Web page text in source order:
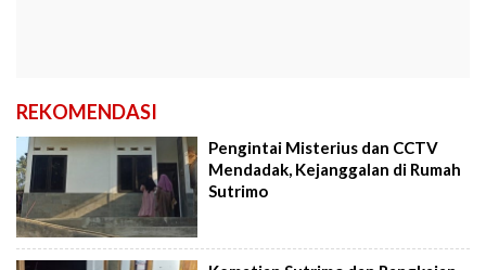
REKOMENDASI
Pengintai Misterius dan CCTV
Mendadak, Kejanggalan di Rumah
Sutrimo